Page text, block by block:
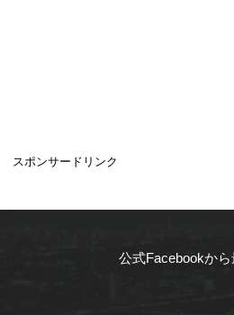
スポンサードリンク
公式Facebookか